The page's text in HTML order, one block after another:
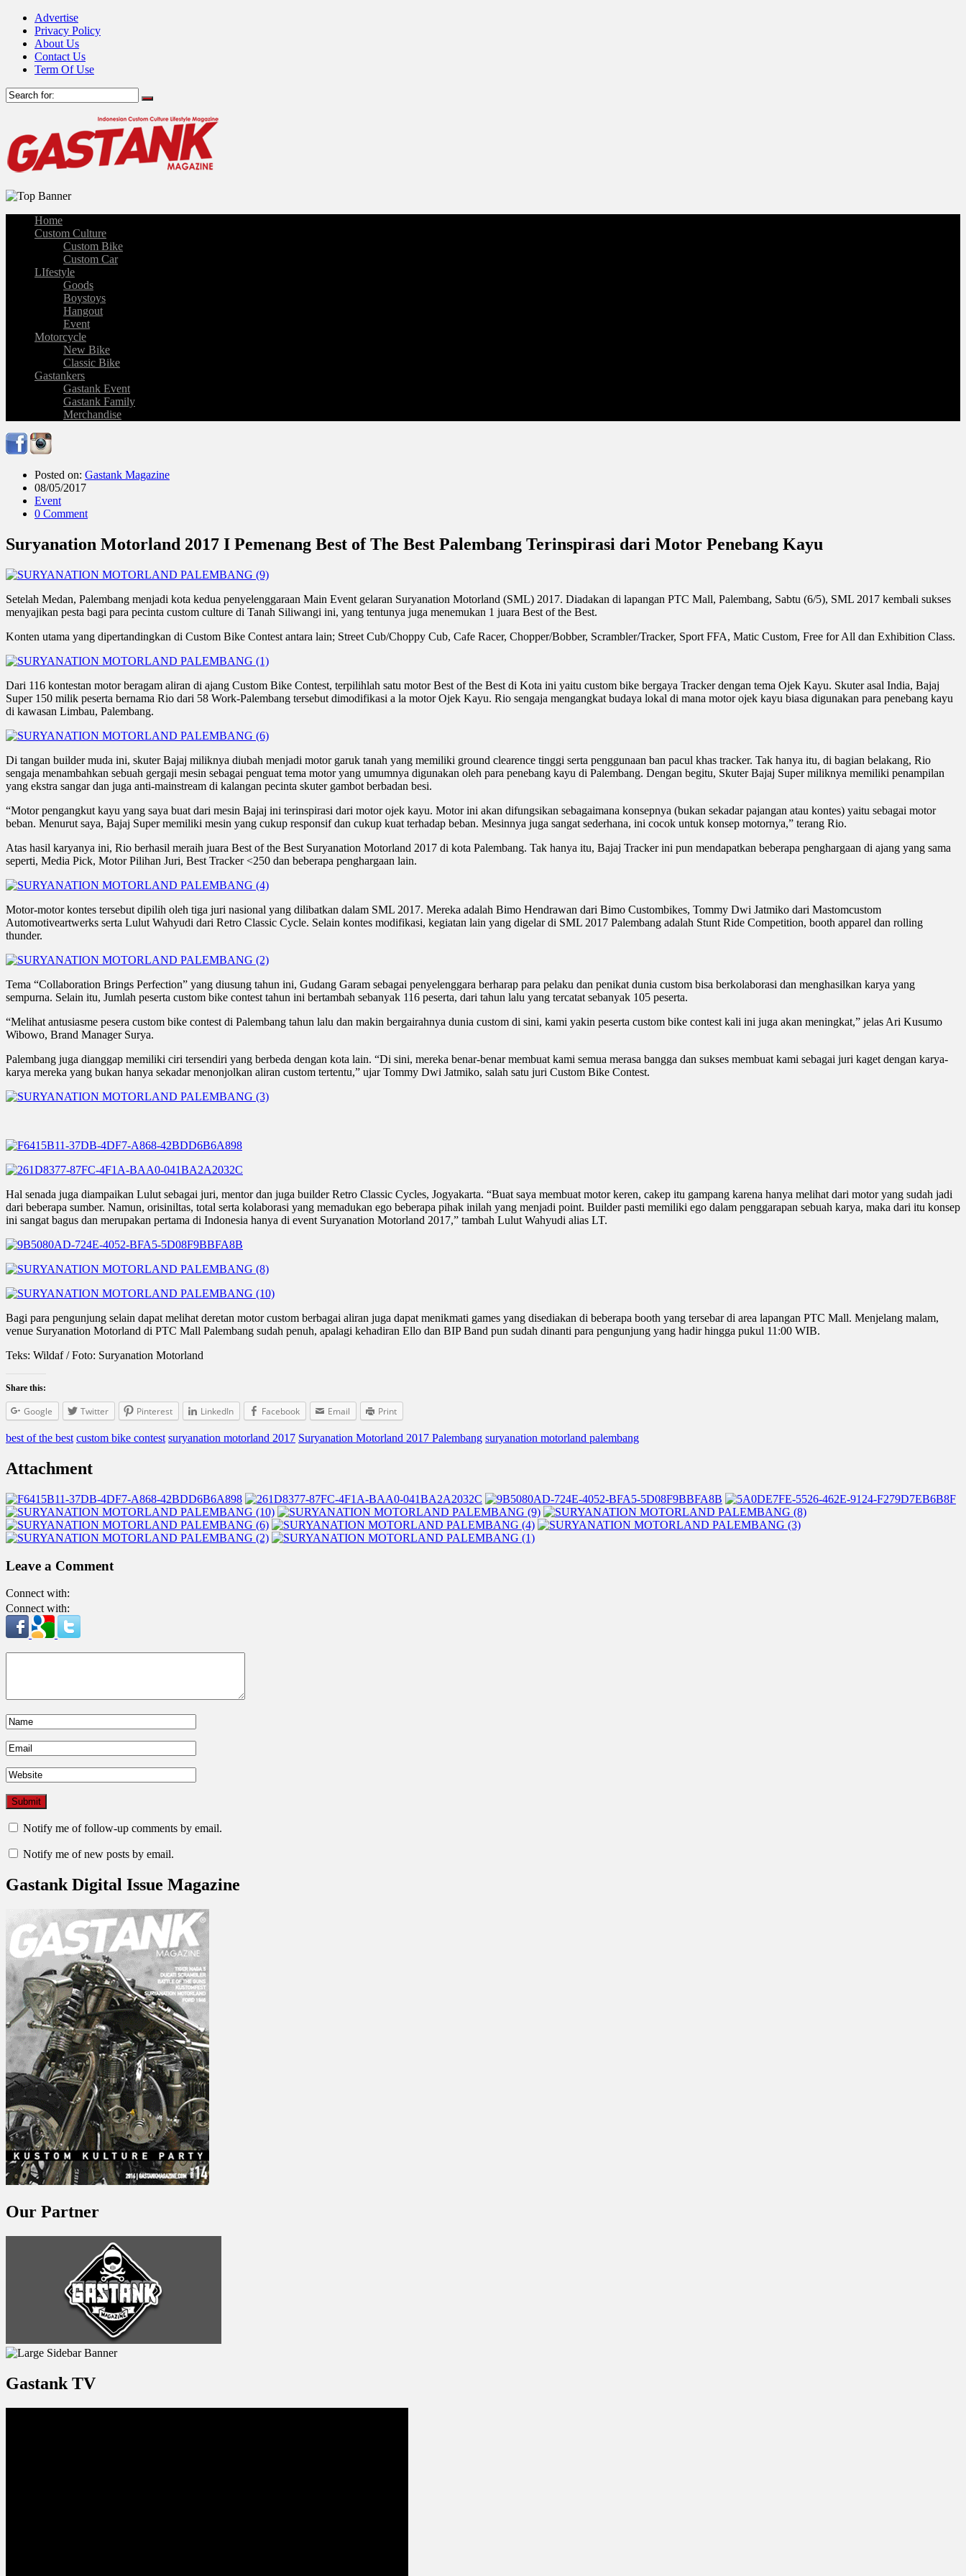
Advertise
Privacy Policy
About Us
Contact Us
Term Of Use
Home
Custom Culture
Custom Bike
Custom Car
LIfestyle
Goods
Boystoys
Hangout
Event
Motorcycle
New Bike
Classic Bike
Gastankers
Gastank Event
Gastank Family
Merchandise
Posted on: Gastank Magazine
08/05/2017
Event
0 Comment
Suryanation Motorland 2017 I Pemenang Best of The Best Palembang Terinspirasi dari Motor Penebang Kayu
Setelah Medan, Palembang menjadi kota kedua penyelenggaraan Main Event gelaran Suryanation Motorland (SML) 2017. Diadakan di lapangan PTC Mall, Palembang, Sabtu (6/5), SML 2017 kembali sukses
menyajikan pesta bagi para pecinta custom culture di Tanah Siliwangi ini, yang tentunya juga menemukan 1 juara Best of the Best.
Konten utama yang dipertandingkan di Custom Bike Contest antara lain; Street Cub/Choppy Cub, Cafe Racer, Chopper/Bobber, Scrambler/Tracker, Sport FFA, Matic Custom, Free for All dan Exhibition Class.
Dari 116 kontestan motor beragam aliran di ajang Custom Bike Contest, terpilihlah satu motor Best of the Best di Kota ini yaitu custom bike bergaya Tracker dengan tema Ojek Kayu. Skuter asal India, Bajaj
Super 150 milik peserta bernama Rio dari 58 Work-Palembang tersebut dimodifikasi a la motor Ojek Kayu. Rio sengaja mengangkat budaya lokal di mana motor ojek kayu biasa digunakan para penebang kayu
di kawasan Limbau, Palembang.
Di tangan builder muda ini, skuter Bajaj miliknya diubah menjadi motor garuk tanah yang memiliki ground clearence tinggi serta penggunaan ban pacul khas tracker. Tak hanya itu, di bagian belakang, Rio
sengaja menambahkan sebuah gergaji mesin sebagai penguat tema motor yang umumnya digunakan oleh para penebang kayu di Palembang. Dengan begitu, Skuter Bajaj Super miliknya memiliki penampilan
yang ekstra sangar dan juga anti-mainstream di kalangan pecinta skuter gambot berbadan besi.
“Motor pengangkut kayu yang saya buat dari mesin Bajaj ini terinspirasi dari motor ojek kayu. Motor ini akan difungsikan sebagaimana konsepnya (bukan sekadar pajangan atau kontes) yaitu sebagai motor
beban. Menurut saya, Bajaj Super memiliki mesin yang cukup responsif dan cukup kuat terhadap beban. Mesinnya juga sangat sederhana, ini cocok untuk konsep motornya,” terang Rio.
Atas hasil karyanya ini, Rio berhasil meraih juara Best of the Best Suryanation Motorland 2017 di kota Palembang. Tak hanya itu, Bajaj Tracker ini pun mendapatkan beberapa penghargaan di ajang yang sama
seperti, Media Pick, Motor Pilihan Juri, Best Tracker <250 dan beberapa penghargaan lain.
Motor-motor kontes tersebut dipilih oleh tiga juri nasional yang dilibatkan dalam SML 2017. Mereka adalah Bimo Hendrawan dari Bimo Custombikes, Tommy Dwi Jatmiko dari Mastomcustom
Automotiveartwerks serta Lulut Wahyudi dari Retro Classic Cycle. Selain kontes modifikasi, kegiatan lain yang digelar di SML 2017 Palembang adalah Stunt Ride Competition, booth apparel dan rolling
thunder.
Tema “Collaboration Brings Perfection” yang diusung tahun ini, Gudang Garam sebagai penyelenggara berharap para pelaku dan penikat dunia custom bisa berkolaborasi dan menghasilkan karya yang
sempurna. Selain itu, Jumlah peserta custom bike contest tahun ini bertambah sebanyak 116 peserta, dari tahun lalu yang tercatat sebanyak 105 peserta.
“Melihat antusiasme pesera custom bike contest di Palembang tahun lalu dan makin bergairahnya dunia custom di sini, kami yakin peserta custom bike contest kali ini juga akan meningkat,” jelas Ari Kusumo
Wibowo, Brand Manager Surya.
Palembang juga dianggap memiliki ciri tersendiri yang berbeda dengan kota lain. “Di sini, mereka benar-benar membuat kami semua merasa bangga dan sukses membuat kami sebagai juri kaget dengan karya-
karya mereka yang bukan hanya sekadar menonjolkan aliran custom tertentu,” ujar Tommy Dwi Jatmiko, salah satu juri Custom Bike Contest.
Hal senada juga diampaikan Lulut sebagai juri, mentor dan juga builder Retro Classic Cycles, Jogyakarta. “Buat saya membuat motor keren, cakep itu gampang karena hanya melihat dari motor yang sudah jadi
dari beberapa sumber. Namun, orisiniltas, total serta kolaborasi yang memadukan ego beberapa pihak inilah yang menjadi point. Builder pasti memiliki ego dalam penggarapan sebuah karya, maka dari itu konsep
ini sangat bagus dan merupakan pertama di Indonesia hanya di event Suryanation Motorland 2017,” tambah Lulut Wahyudi alias LT.
Bagi para pengunjung selain dapat melihat deretan motor custom berbagai aliran juga dapat menikmati games yang disediakan di beberapa booth yang tersebar di area lapangan PTC Mall. Menjelang malam,
venue Suryanation Motorland di PTC Mall Palembang sudah penuh, apalagi kehadiran Ello dan BIP Band pun sudah dinanti para pengunjung yang hadir hingga pukul 11:00 WIB.
Teks: Wildaf / Foto: Suryanation Motorland
Share this:
Google Twitter Pinterest LinkedIn Facebook Email Print
best of the best custom bike contest suryanation motorland 2017 Suryanation Motorland 2017 Palembang suryanation motorland palembang
Attachment
Leave a Comment
Connect with:
Connect with:
Notify me of follow-up comments by email.
Notify me of new posts by email.
Gastank Digital Issue Magazine
Our Partner
Gastank TV